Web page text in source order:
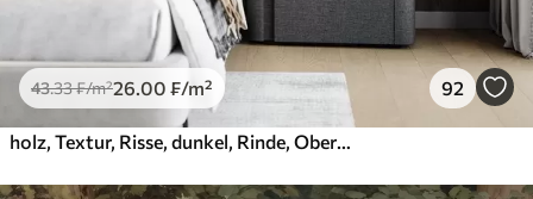
43.33₣/m²26 .00 ₣/m² 92